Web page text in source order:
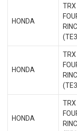
HONDA
HONDA
HONDA